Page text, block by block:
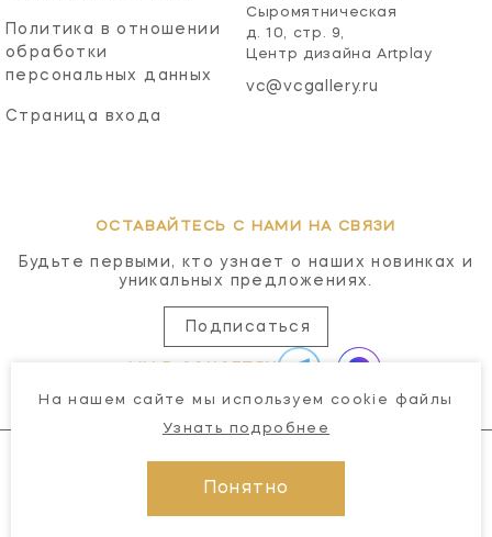
Политика в отношении
обработки
персональных данных
Страница входа
Сыромятническая
д. 10, стр. 9,
Центр дизайна Artplay
vc@vcgallery.ru
ОСТАВАЙТЕСЬ С НАМИ НА СВЯЗИ
Будьте первыми, кто узнает о наших новинках и
уникальных предложениях.
Подписаться
© 2026 Visual Comfort Gallery
На нашем сайте мы используем cookie файлы
Узнать подробнее
Понятно